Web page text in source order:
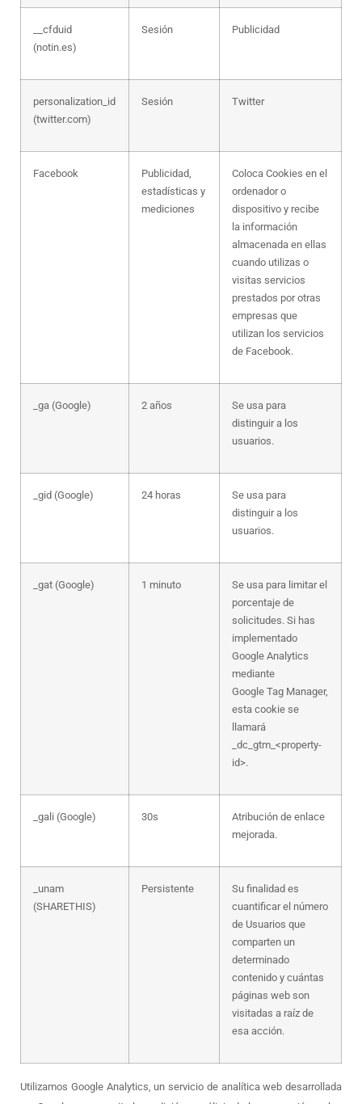
__cfduid
(notin.es)
Sesión Publicidad
personalization_id
(twitter.com)
Sesión Twitter
Facebook
Publicidad,
estadísticas y
mediciones
Coloca Cookies en el
ordenador o
dispositivo y recibe
la información
almacenada en ellas
cuando utilizas o
visitas servicios
prestados por otras
empresas que
utilizan los servicios
de Facebook.
_ga (Google) 2 años
Se usa para
distinguir a los
usuarios.
_gid (Google) 24 horas
Se usa para
distinguir a los
usuarios.
_gat (Google) 1 minuto
Se usa para limitar el
porcentaje de
solicitudes. Si has
implementado
Google Analytics
mediante
Google Tag Manager,
esta cookie se
llamará
_dc_gtm_<property-
id>.
_gali (Google) 30s
Atribución de enlace
mejorada.
_unam
(SHARETHIS)
Persistente
Su finalidad es
cuantificar el número
de Usuarios que
comparten un
determinado
contenido y cuántas
páginas web son
visitadas a raíz de
esa acción.
Utilizamos Google Analytics, un servicio de analítica web desarrollada